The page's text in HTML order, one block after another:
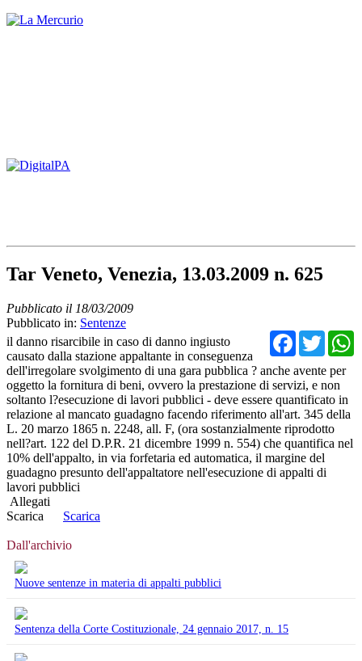
Tar Veneto, Venezia, 13.03.2009 n. 625
Pubblicato il 18/03/2009
Pubblicato in: Sentenze
il danno risarcibile in caso di danno ingiusto
causato dalla stazione appaltante in conseguenza
dell'irregolare svolgimento di una gara pubblica ? anche avente per
oggetto la fornitura di beni, ovvero la prestazione di servizi, e non
soltanto l?esecuzione di lavori pubblici - deve essere quantificato in
relazione al mancato guadagno facendo riferimento all'art. 345 della
L. 20 marzo 1865 n. 2248, all. F, (ora sostanzialmente riprodotto
nell?art. 122 del D.P.R. 21 dicembre 1999 n. 554) che quantifica nel
10% dell'appalto, in via forfetaria ed automatica, il margine del
guadagno presunto dell'appaltatore nell'esecuzione di appalti di
lavori pubblici
Allegati
Scarica
Scarica
Dall'archivio
Nuove sentenze in materia di appalti pubblici
Sentenza della Corte Costituzionale, 24 gennaio 2017, n. 15